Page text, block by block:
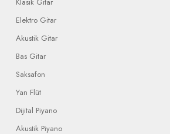
Elektro Gitar
Akustik Gitar
Bas Gitar
Saksafon
Yan Flüt
Dijital Piyano
Akustik Piyano